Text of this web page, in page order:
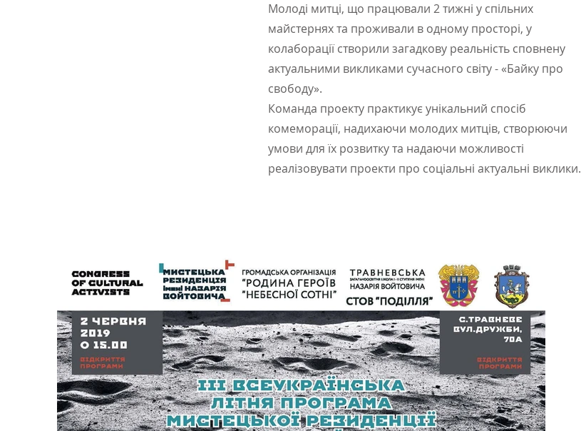
Молоді митці, що працювали 2 тижні у спільних
майстернях та проживали в одному просторі, у
колаборації створили загадкову реальність сповнену
актуальними викликами сучасного світу - «Байку про
свободу».
Команда проекту практикує унікальний спосіб
комеморації, надихаючи молодих митців, створюючи
умови для їх розвитку та надаючи можливості
реалізовувати проекти про соціальні актуальні виклики.